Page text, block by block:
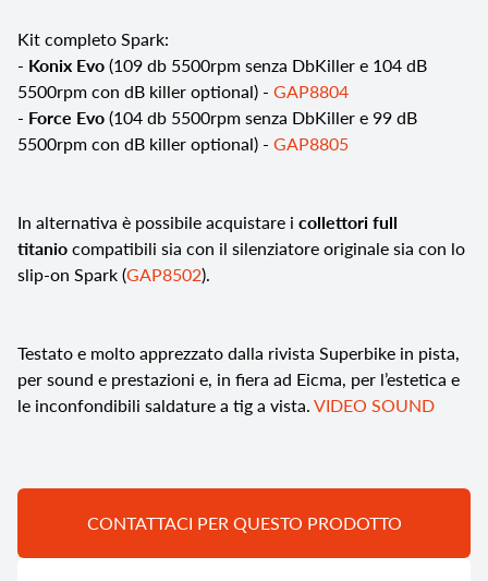
Kit completo Spark:
- Konix Evo(109 db 5500rpm senza DbKiller e 104 dB
5500rpm con dB killer optional) - GAP8804
- Force Evo(104 db 5500rpm senza DbKiller e 99 dB
5500rpm con dB killer optional) - GAP8805
In alternativa è possibile acquistare i collettori full
titaniocompatibili sia con il silenziatore originale sia con lo
slip-on Spark (GAP8502).
Testato e molto apprezzato dalla rivista Superbike in pista,
per sound e prestazioni e, in fiera ad Eicma, per l’estetica e
le inconfondibili saldature a tig a vista.VIDEO SOUND
CONTATTACI PER QUESTO PRODOTTO